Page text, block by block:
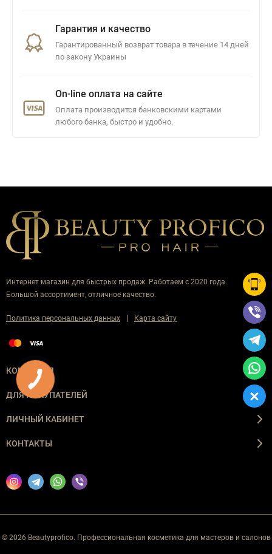
Гарантия и качество
Гарантированный возврат товара в течение 14 дней
по закону Украины
On-line оплата на сайте
Оплата производится банковскими картами
любого банка, быстро и удобно.
Интернет магазин для быстрых продаж. Работаем с 2020 года.
Большой ассортимент, отличное качество.
Политика персональных данных | Карта сайту
КОМПАНИЯ
ДЛЯ ПОКУПАТЕЛЕЙ
ЛИЧНЫЙ КАБИНЕТ
КОНТАКТЫ
© 2026 Beautyprofico. Профессиональная косметика для мастеров и салонов